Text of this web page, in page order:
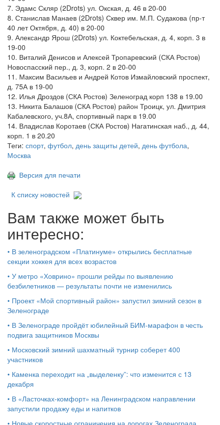
7. Эдамс Скляр (2Drots) ул. Окская, д. 46 в 20-00
8. Станислав Манаев (2Drots) Сквер им. М.П. Судакова (пр-т
40 лет Октября, д. 40) в 20-00
9. Александр Ярош (2Drots) ул. Коктебельская, д. 4, корп. 3 в
19-00
10. Виталий Денисов и Алексей Тропаревский (СКА Ростов)
Новоспасский пер., д. 3, корп. 2 в 20-00
11. Максим Васильев и Андрей Котов Измайловский проспект,
д. 75А в 19-00
12. Илья Дроздов (СКА Ростов) Зеленоград корп 138 в 19.00
13. Никита Балашов (СКА Ростов) район Троицк, ул. Дмитрия
Кабалевского, уч.8А, спортивный парк в 19.00
14. Владислав Коротаев (СКА Ростов) Нагатинская наб., д. 44,
корп. 1 в 20.20
Теги: спорт, футбол, день защиты детей, день футбола,
Москва
Версия для печати
К списку новостей
Вам также может быть
интересно:
• В зеленоградском «Платинуме» открылись бесплатные
секции хоккея для всех возрастов
• У метро «Ховрино» прошли рейды по выявлению
безбилетников — результаты почти не изменились
• Проект «Мой спортивный район» запустил зимний сезон в
Зеленограде
• В Зеленограде пройдёт юбилейный БИМ‑марафон в честь
подвига защитников Москвы
• Московский зимний шахматный турнир соберет 400
участников
• Каменка переходит на „выделенку”: что изменится с 13
декабря
• В «Ласточках‑комфорт» на Ленинградском направлении
запустили продажу еды и напитков